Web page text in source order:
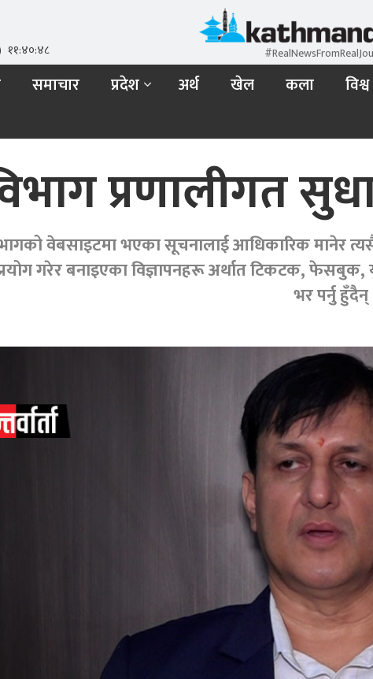
११:४०:४९
समाचार प्रदेश अर्थ खेल कला विश्व
प्रणालीगत
वेबसाइटमा भएका सूचनालाई आधिकारिक मानेर
गरेर बनाइएका विज्ञापनहरू अर्थात टिकटक,
भर पर्नु हुँदैन्